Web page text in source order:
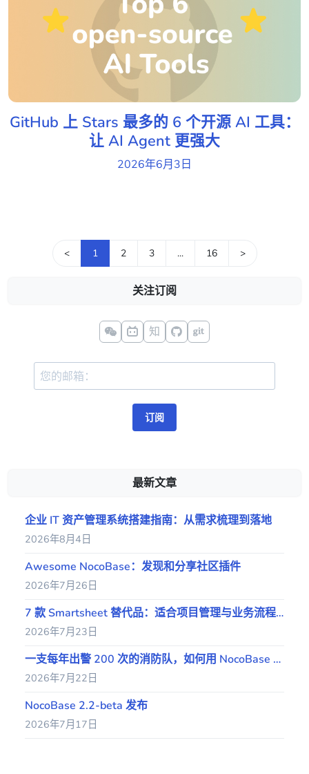
GitHub 上 Stars 最多的 6 个开源 AI 工具：
让 AI Agent 更强大
2026年6月3日
< 1 2 3 ... 16 >
关注订阅
知
订阅
最新文章
企业 IT 资产管理系统搭建指南：从需求梳理到落地
2026年8月4日
Awesome NocoBase：发现和分享社区插件
2026年7月26日
7 款 Smartsheet 替代品：适合项目管理与业务流程的工具
2026年7月23日
一支每年出警 200 次的消防队，如何用 NocoBase 搭建运营系统
2026年7月22日
NocoBase 2.2-beta 发布
2026年7月17日